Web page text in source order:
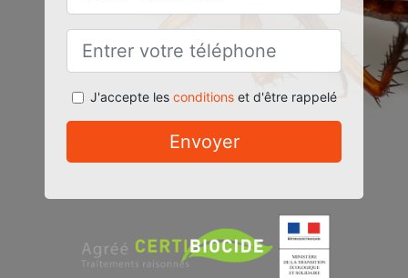
J'accepte les conditionset d'être rappelé
Envoyer